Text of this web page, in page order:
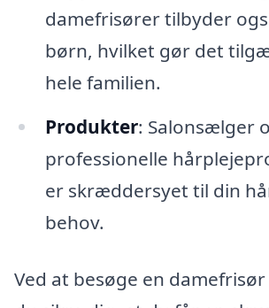
damefrisører tilbyder
børn, hvilket gør det
hele familien.
Produkter: Salonsælger
professionelle
er skræddersyet til din
behov.
Ved at besøge en